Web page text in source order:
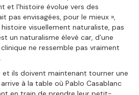
et l’histoire évolue vers des
pas envisagées, pour le mieux »,
visuellement naturaliste, pas
un naturalisme élevé car, d’une
ne ressemble pas vraiment
ils doivent maintenant tourner une
arrive à la table où Pablo Casablanc